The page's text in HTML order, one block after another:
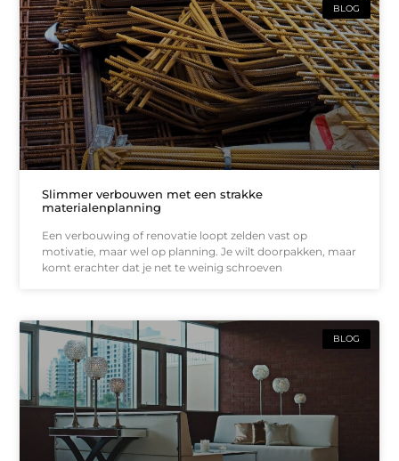
BLOG
Slimmer verbouwen met een strakke
materialenplanning
Een verbouwing of renovatie loopt zelden vast op
motivatie, maar wel op planning. Je wilt doorpakken, maar
komt erachter dat je net te weinig schroeven
BLOG